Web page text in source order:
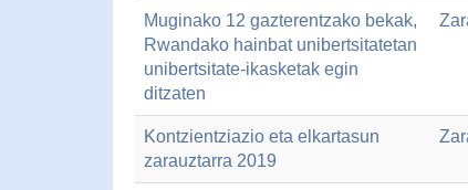
Muginako 12 gazterentzako bekak,
Rwandako hainbat unibertsitatetan
unibertsitate-ikasketak egin
ditzaten
Kontzientziazio eta elkartasun
zarauztarra 2019